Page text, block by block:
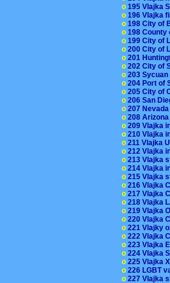
o 195 Vlajka
o 196 Vlajka
o 198 City of
o 198 County
o 199 City of
o 200 City of
o 201
o 202 City of
o 203
o 204 Port of
o 205 City of
o 206 San
o 207
o 208 Arizona
o 209 Vlajka
o 210 Vlajka
o 211 Vlajka
o 212 Vlajka
o 213 Vlajka
o 214 Vlajka
o 215 Vlajka
o 216 Vlajka
o 217 Vlajka
o 218 Vlajka
o 219 Vlajka
o 220 Vlajka
o 221 Vlajky
o 222 Vlajka
o 223 Vlajka
o 224 Vlajka
o 225 Vlajka
o 226 LGBT
o 227 Vlajka